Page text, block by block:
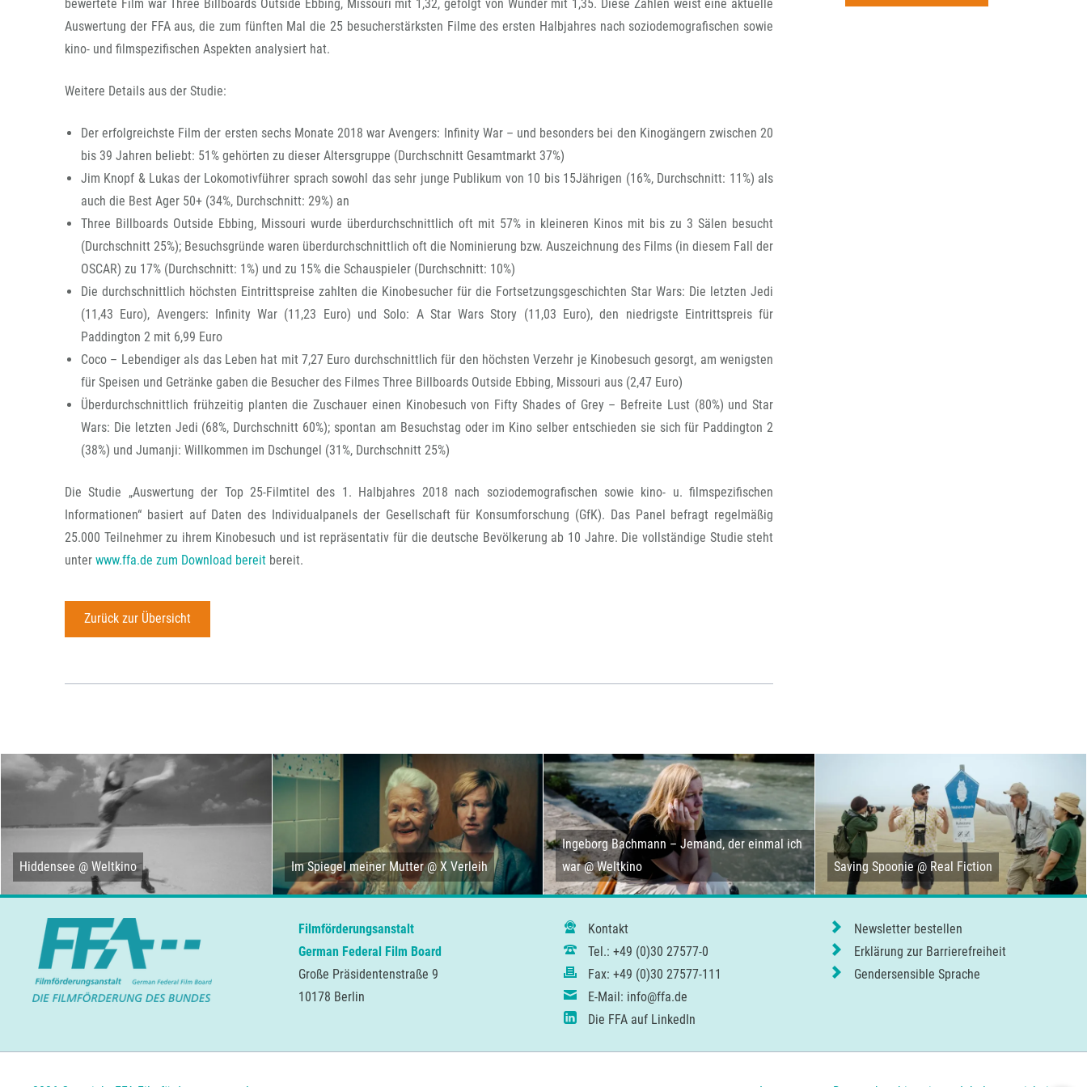
bewertete Film war Three Billboards Outside Ebbing, Missouri mit 1,32, gefolgt von Wunder mit 1,35. Diese Zahlen weist eine aktuelle
Auswertung der FFA aus, die zum fünften Mal die 25 besucherstärksten Filme des ersten Halbjahres nach soziodemografischen sowie
kino- und filmspezifischen Aspekten analysiert hat.
Weitere Details aus der Studie:
Der erfolgreichste Film der ersten sechs Monate 2018 war Avengers: Infinity War – und besonders bei den Kinogängern zwischen 20
bis 39 Jahren beliebt: 51% gehörten zu dieser Altersgruppe (Durchschnitt Gesamtmarkt 37%)
Jim Knopf & Lukas der Lokomotivführer sprach sowohl das sehr junge Publikum von 10 bis 15Jährigen (16%, Durchschnitt: 11%) als
auch die Best Ager 50+ (34%, Durchschnitt: 29%) an
Three Billboards Outside Ebbing, Missouri wurde überdurchschnittlich oft mit 57% in kleineren Kinos mit bis zu 3 Sälen besucht
(Durchschnitt 25%); Besuchsgründe waren überdurchschnittlich oft die Nominierung bzw. Auszeichnung des Films (in diesem Fall der
OSCAR) zu 17% (Durchschnitt: 1%) und zu 15% die Schauspieler (Durchschnitt: 10%)
Die durchschnittlich höchsten Eintrittspreise zahlten die Kinobesucher für die Fortsetzungsgeschichten Star Wars: Die letzten Jedi
(11,43 Euro), Avengers: Infinity War (11,23 Euro) und Solo: A Star Wars Story (11,03 Euro), den niedrigste Eintrittspreis für
Paddington 2 mit 6,99 Euro
Coco – Lebendiger als das Leben hat mit 7,27 Euro durchschnittlich für den höchsten Verzehr je Kinobesuch gesorgt, am wenigsten
für Speisen und Getränke gaben die Besucher des Filmes Three Billboards Outside Ebbing, Missouri aus (2,47 Euro)
Überdurchschnittlich frühzeitig planten die Zuschauer einen Kinobesuch von Fifty Shades of Grey – Befreite Lust (80%) und Star
Wars: Die letzten Jedi (68%, Durchschnitt 60%); spontan am Besuchstag oder im Kino selber entschieden sie sich für Paddington 2
(38%) und Jumanji: Willkommen im Dschungel (31%, Durchschnitt 25%)
Die Studie „Auswertung der Top 25-Filmtitel des 1. Halbjahres 2018 nach soziodemografischen sowie kino- u. filmspezifischen
Informationen“ basiert auf Daten des Individualpanels der Gesellschaft für Konsumforschung (GfK). Das Panel befragt regelmäßig
25.000 Teilnehmer zu ihrem Kinobesuch und ist repräsentativ für die deutsche Bevölkerung ab 10 Jahre. Die vollständige Studie steht
unter www.ffa.de zum Download bereit bereit.
Zurück zur Übersicht
Hiddensee @ Weltkino Im Spiegel meiner Mutter @ X Verleih
Ingeborg Bachmann – Jemand, der einmal ich
war @ Weltkino
Saving Spoonie @ Real Fiction
Filmförderungsanstalt
German Federal Film Board
Große Präsidentenstraße 9
10178 Berlin
Kontakt
Tel.: +49 (0)30 27577-0
Fax: +49 (0)30 27577-111
E-Mail: info@ffa.de
Die FFA auf LinkedIn
Newsletter bestellen
Erklärung zur Barrierefreiheit
Gendersensible Sprache